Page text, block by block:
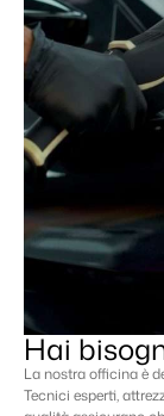
Hai
La nostra officina è
Tecnici esperti,